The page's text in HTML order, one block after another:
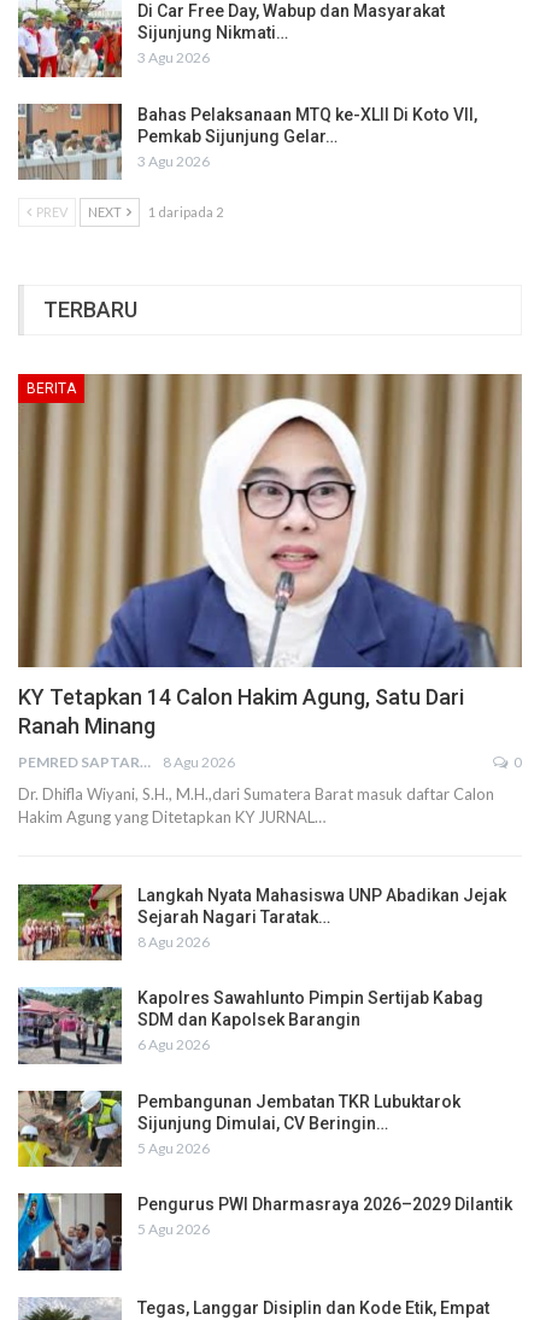
Di Car Free Day, Wabup dan Masyarakat
Sijunjung Nikmati…
3 Agu 2026
Bahas Pelaksanaan MTQ ke-XLII Di Koto VII,
Pemkab Sijunjung Gelar…
3 Agu 2026
PREV NEXT 1 daripada 2
TERBARU
BERITA
KY Tetapkan 14 Calon Hakim Agung, Satu Dari
Ranah Minang
PEMRED SAPTARIUS 8 Agu 2026 0
Dr. Dhifla Wiyani, S.H., M.H.,dari Sumatera Barat masuk daftar Calon
Hakim Agung yang Ditetapkan KY JURNAL…
Langkah Nyata Mahasiswa UNP Abadikan Jejak
Sejarah Nagari Taratak…
8 Agu 2026
Kapolres Sawahlunto Pimpin Sertijab Kabag
SDM dan Kapolsek Barangin
6 Agu 2026
Pembangunan Jembatan TKR Lubuktarok
Sijunjung Dimulai, CV Beringin…
5 Agu 2026
Pengurus PWI Dharmasraya 2026–2029 Dilantik
5 Agu 2026
Tegas, Langgar Disiplin dan Kode Etik, Empat